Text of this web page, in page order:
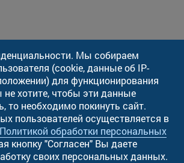
Мы собираем
(cookie, данные об IP-
для функционирования
не хотите, чтобы эти данные
то необходимо покинуть сайт.
пользователей осуществляется в
Политикой обработки персональных
кнопку "Cогласен" Вы даете
своих персональных данных.